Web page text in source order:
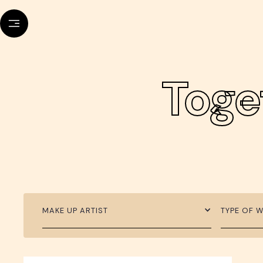
MAKE UP ARTIST TYPE OF